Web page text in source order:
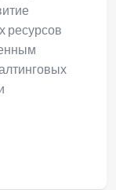
ресурсов